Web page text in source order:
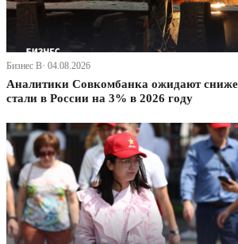
Бизнес В· 04.08.2026
Аналитики Совкомбанка ожидают
стали в России на 3% в 2026 году